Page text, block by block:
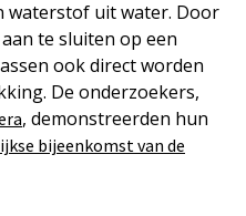
waterstof uit water. Door
te sluiten op een
ook direct worden
De onderzoekers,
, demonstreerden hun
bijeenkomst van de